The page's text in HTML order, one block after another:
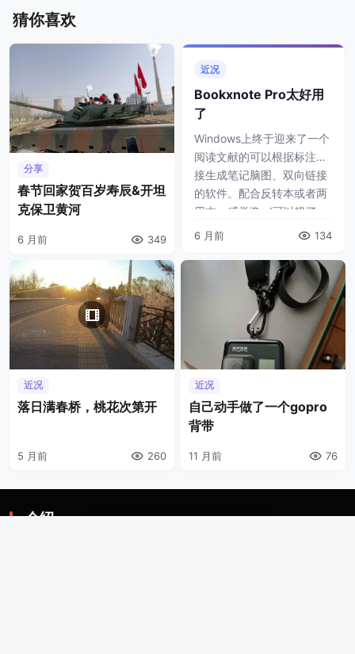
猜你喜欢
分享
春节回家贺百岁寿辰&开坦
克保卫黄河
6 月前 349
近况
Bookxnote Pro太好用
了
Windows上终于迎来了一个
阅读文献的可以根据标注直
接生成笔记脑图、双向链接
的软件。配合反转本或者两
用本，感觉iPad可以扔了。
非AI生成，纯手搓 ...
6 月前 134
近况
落日满春桥，桃花次第开
5 月前 260
近况
自己动手做了一个gopro
背带
11 月前 76
介绍